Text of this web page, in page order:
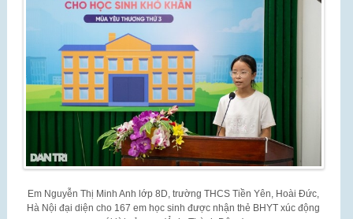
Em Nguyễn Thị Minh Anh lớp 8D, trường THCS Tiền Yên, Hoài Đức,
Hà Nội đại diện cho 167 em học sinh được nhận thẻ BHYT xúc động